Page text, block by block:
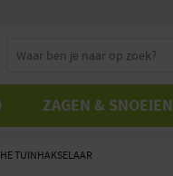
ZAGEN & SNOEIEN
TUINHAKSELAAR